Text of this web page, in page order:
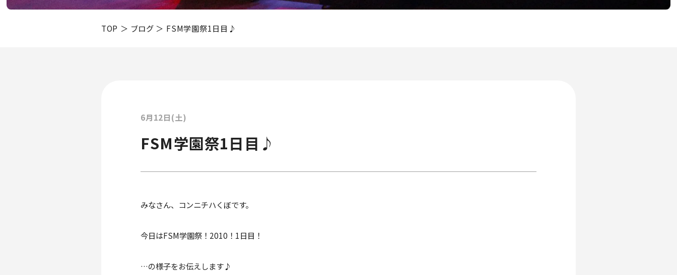
TOP ブログ FSM学園祭1日目♪
6月12日(土)
FSM学園祭1日目♪
みなさん、コンニチハくぼです。
今日はFSM学園祭！2010！1日目！
…の様子をお伝えします♪